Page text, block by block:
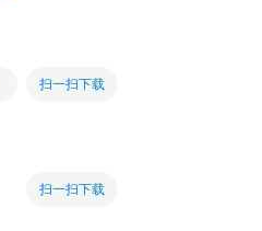
扫一扫下载
扫一扫下载